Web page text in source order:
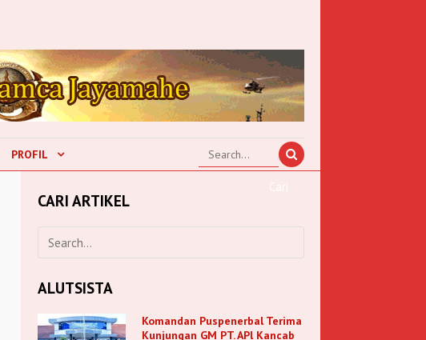
PROFIL
CARI ARTIKEL
ALUTSISTA
Komandan Puspenerbal Terima
Kunjungan GM PT. APl Kancab